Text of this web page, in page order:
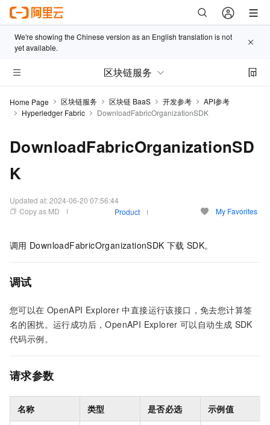
We're showing the Chinese version as an English translation is not
yet available.
区块链服务
Home Page 区块链服务 区块链 BaaS 开发参考
API参考
Hyperledger Fabric
DownloadFabricOrganizationSDK
DownloadFabricOrganizationSD
K
Updated at:2024-06-20 07:56:44
Copy as MD
Product My Favorites
调用 DownloadFabricOrganizationSDK 下载 SDK。
调试
您可以在 OpenAPI Explorer 中直接运行该接口，免去您计算签
名的困扰。运行成功后，OpenAPI Explorer 可以自动生成 SDK
代码示例。
请求参数
名称 类型 是否必选 示例值